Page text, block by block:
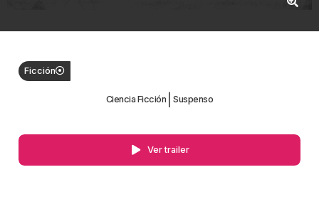
Ficción
Ciencia Ficción Suspenso
Ver trailer